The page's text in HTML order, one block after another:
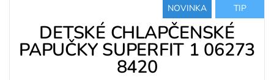
NOVINKA TIP
DETSKÉ CHLAPČENSKÉ
PAPUČKY SUPERFIT 1 06273
8420